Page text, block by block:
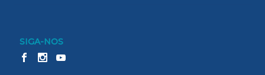
SIGA-NOS